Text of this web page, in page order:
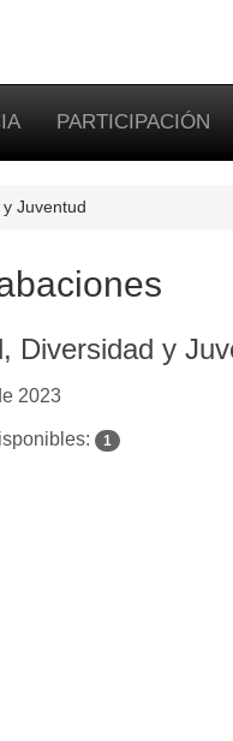
PARTICIPACIÓN
Juventud
Diversidad y
2023
1